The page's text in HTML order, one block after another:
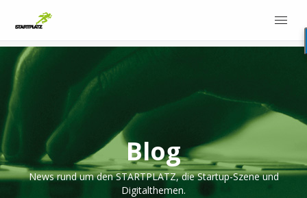
Blog
News rund um den STARTPLATZ, die Startup-Szene und
Digitalthemen.